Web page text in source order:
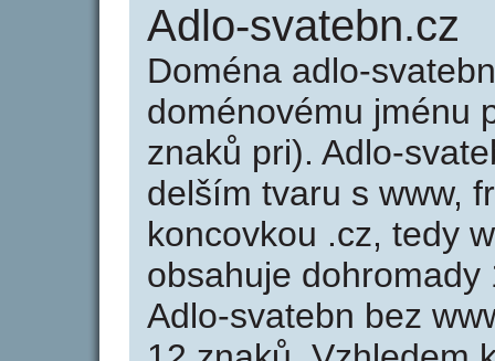
Adlo-svatebn.cz
Doména adlo-
doménovému jménu
znaků pri). Adlo-
delším tvaru s www,
koncovkou .cz, tedy
obsahuje
Adlo-svatebn bez